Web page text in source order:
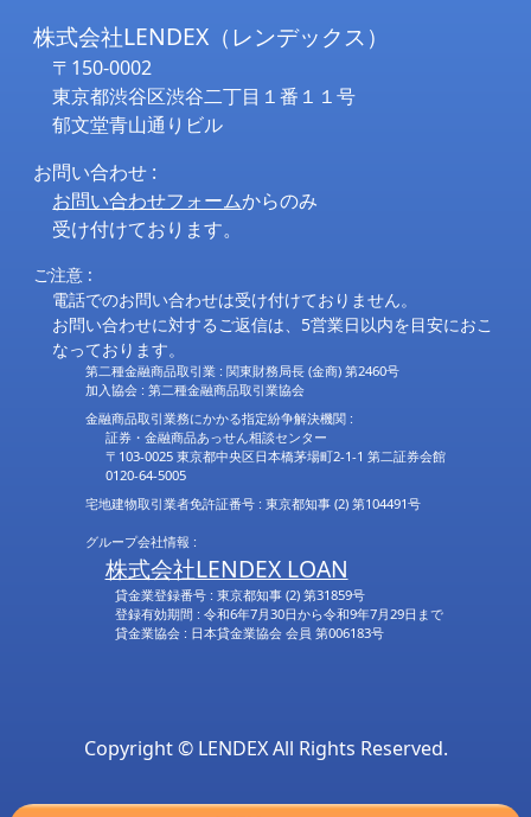
株式会社LENDEX（レンデックス）
〒150-0002
東京都渋谷区渋谷二丁目１番１１号
郁文堂青山通りビル
お問い合わせ :
お問い合わせフォームからのみ
受け付けております。
ご注意 :
電話でのお問い合わせは受け付けておりません。
お問い合わせに対するご返信は、5営業日以内を目安におこ
なっております。
第二種金融商品取引業 : 関東財務局長 (金商) 第2460号
加入協会 : 第二種金融商品取引業協会
金融商品取引業務にかかる指定紛争解決機関 :
証券・金融商品あっせん相談センター
〒103-0025 東京都中央区日本橋茅場町2-1-1 第二証券会館
0120-64-5005
宅地建物取引業者免許証番号 : 東京都知事 (2) 第104491号
グループ会社情報 :
株式会社LENDEX LOAN
貸金業登録番号 : 東京都知事 (2) 第31859号
登録有効期間 : 令和6年7月30日から令和9年7月29日まで
貸金業協会 : 日本貸金業協会 会員 第006183号
Copyright © LENDEX All Rights Reserved.